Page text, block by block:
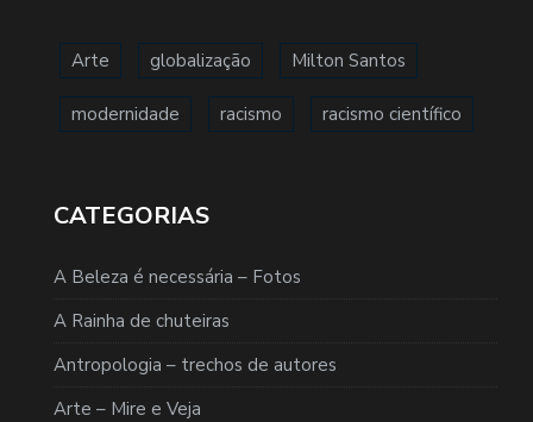
Arte globalização Milton Santos
modernidade racismo racismo científico
CATEGORIAS
A Beleza é necessária – Fotos
A Rainha de chuteiras
Antropologia – trechos de autores
Arte – Mire e Veja